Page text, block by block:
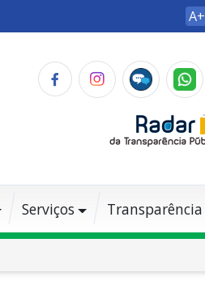
A+
Serviços Transparência